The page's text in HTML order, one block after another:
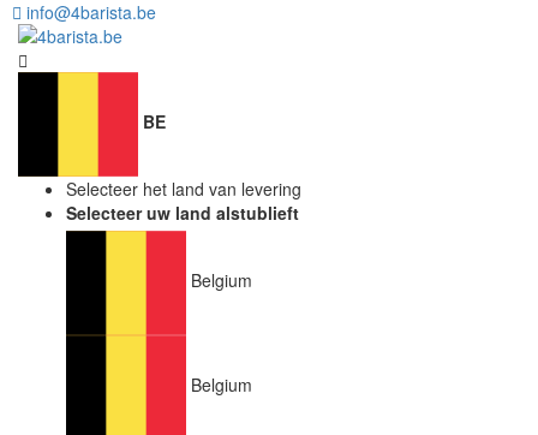
info@4barista.be
BE
Selecteer het land van levering
Selecteer uw land alstublieft
Belgium
Belgium